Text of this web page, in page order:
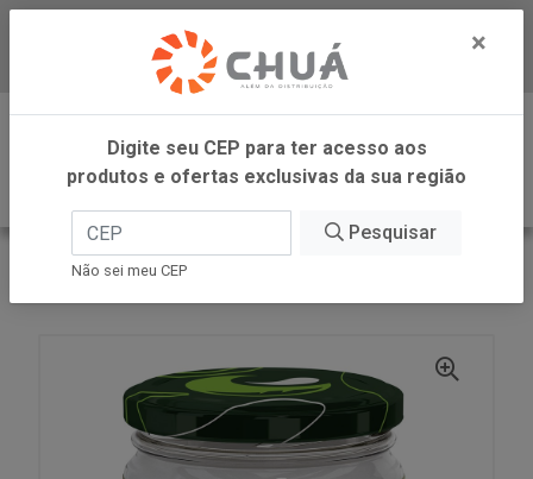
Baixe já nosso APP
0
INÍCIO
COPRA ALIMENTOS
×
Digite seu CEP para ter acesso aos
produtos e ofertas exclusivas da sua região
Pesquisar
Não sei meu CEP